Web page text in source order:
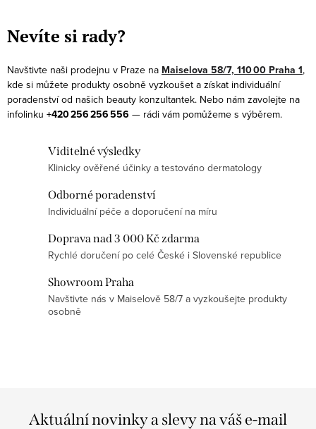
v
l
á
d
a
c
Nevíte si rady?
Navštivte naši prodejnu v Praze na Maiselova 58/7, 110 00 Praha 1,
kde si můžete produkty osobně vyzkoušet a získat individuální
poradenství od našich beauty konzultantek. Nebo nám zavolejte na
infolinku +420 256 256 556 — rádi vám pomůžeme s výběrem.
Viditelné výsledky
Klinicky ověřené účinky a testováno dermatology
Odborné poradenství
Individuální péče a doporučení na míru
Doprava nad 3 000 Kč zdarma
Rychlé doručení po celé České i Slovenské republice
Showroom Praha
Navštivte nás v Maiselově 58/7 a vyzkoušejte produkty
osobně
Aktuální novinky a slevy na váš e-mail